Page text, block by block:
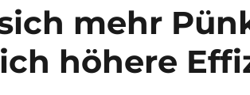
mehr
höhere